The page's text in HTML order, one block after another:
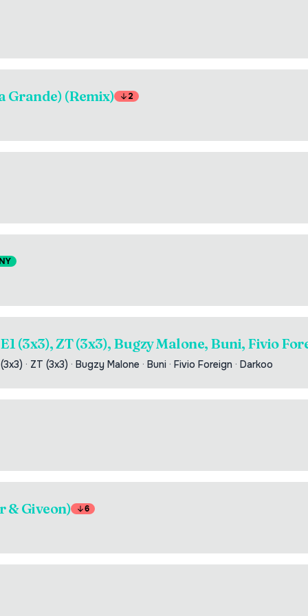
Grande) (Remix) 2
NY
(3x3), ZT (3x3), Bugzy Malone, Buni, Fivio
· ZT (3x3) · Bugzy Malone · Buni · Fivio Foreign · Darkoo
& Giveon) 6